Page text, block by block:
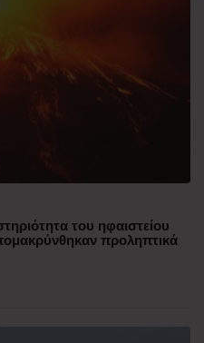
του ηφαιστείου
προληπτικά